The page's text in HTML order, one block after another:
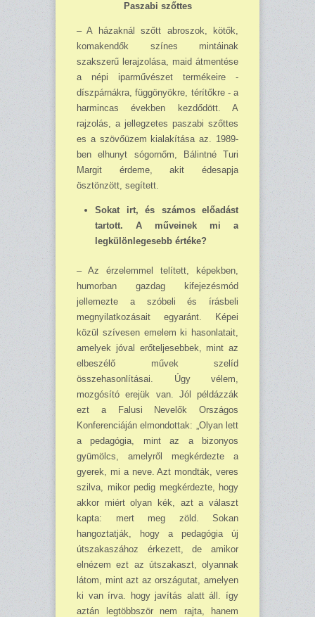
Paszabi szőttes
– A házaknál szőtt abroszok, kötők,
komakendők színes mintáinak
szakszerű lerajzolása, maid átmentése
a népi iparművészet termékeire -
díszpárnákra, függönyökre, térítőkre - a
har­mincas években kezdődött. A
rajzolás, a jellegzetes paszabi szőttes
es a szövőüzem kia­lakítása az. 1989-
ben elhunyt sógornőm, Bálintné Turi
Margit érdeme, akit édesapja
ösztönzött, segített.
Sokat irt, és számos előadást
tartott. A műveinek mi a
legkülönlegesebb értéke?
– Az érzelemmel telített, képekben,
humorban gazdag kifejezésmód
jellemezte a szóbeli és írásbeli
megnyilatkozásait egyaránt. Képei
közül szívesen emelem ki hasonlatait,
amelyek jóval erőteljesebbek, mint az
elbeszélő művek szelíd
összehasonlításai. Úgy vélem,
mozgósító erejük van. Jól példázzák
ezt a Falusi Nevelők Országos
Konferenciáján elmondottak: „Olyan lett
a pedagógia, mint az a bizonyos
gyümölcs, amelyről megkérdezte a
gyerek, mi a neve. Azt mondták, veres
szilva, mikor pedig megkérdezte, hogy
akkor miért olyan kék, azt a választ
kapta: mert meg zöld. Sokan
hangoztatják, hogy a pedagógia új
útszakaszához érkezett, de amikor
elnézem ezt az útszakaszt, olyannak
látom, mint azt az országutat, amelyen
ki van írva. hogy javítás alatt áll. így
aztán legtöbbször nem rajta, hanem